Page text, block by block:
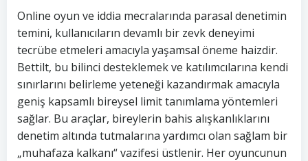
Online oyun ve iddia mecralarında parasal denetimin
temini, kullanıcıların devamlı bir zevk deneyimi
tecrübe etmeleri amacıyla yaşamsal öneme haizdir.
Bettilt, bu bilinci desteklemek ve katılımcılarına kendi
sınırlarını belirleme yeteneği kazandırmak amacıyla
geniş kapsamlı bireysel limit tanımlama yöntemleri
sağlar. Bu araçlar, bireylerin bahis alışkanlıklarını
denetim altında tutmalarına yardımcı olan sağlam bir
„muhafaza kalkanı“ vazifesi üstlenir. Her oyuncunun